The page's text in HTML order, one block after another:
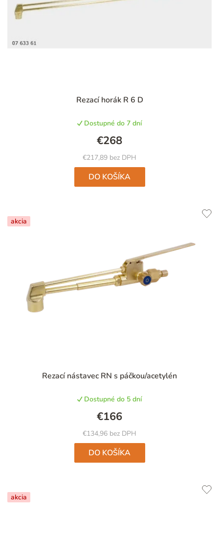
Rezací horák R 6 D
Dostupné do 7 dní
€217,89 bez DPH
€268
DO KOŠÍKA
akcia
Rezací nástavec RN s páčkou/acetylén
Dostupné do 5 dní
€134,96 bez DPH
€166
DO KOŠÍKA
akcia